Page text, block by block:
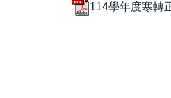
114學年度寒轉